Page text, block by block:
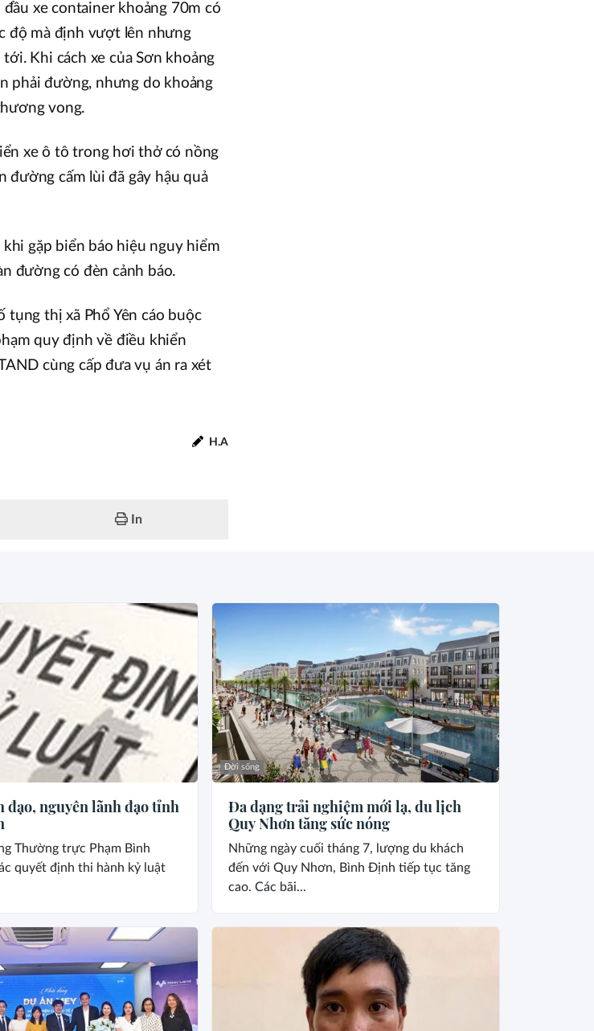
xe container khoảng 70m có
độ mà định vượt lên nhưng
Khi cách xe của Sơn khoảng
phải đường, nhưng do khoảng
vong.
xe ô tô trong hơi thở có nồng
cấm lùi đã gây hậu quả
gặp biển báo hiệu nguy hiểm
đường có đèn cảnh báo.
tụng thị xã Phổ Yên cáo buộc
quy định về điều khiển
cùng cấp đưa vụ án ra xét
H.A
In
đạo, nguyên lãnh đạo tỉnh
Thường trực Phạm Bình
quyết định thi hành kỷ luật
Đời sống
Đa dạng trải nghiệm mới lạ, du lịch
Quy Nhơn tăng sức nóng
Những ngày cuối tháng 7, lượng du khách
đến với Quy Nhơn, Bình Định tiếp tục tăng
cao. Các bãi...